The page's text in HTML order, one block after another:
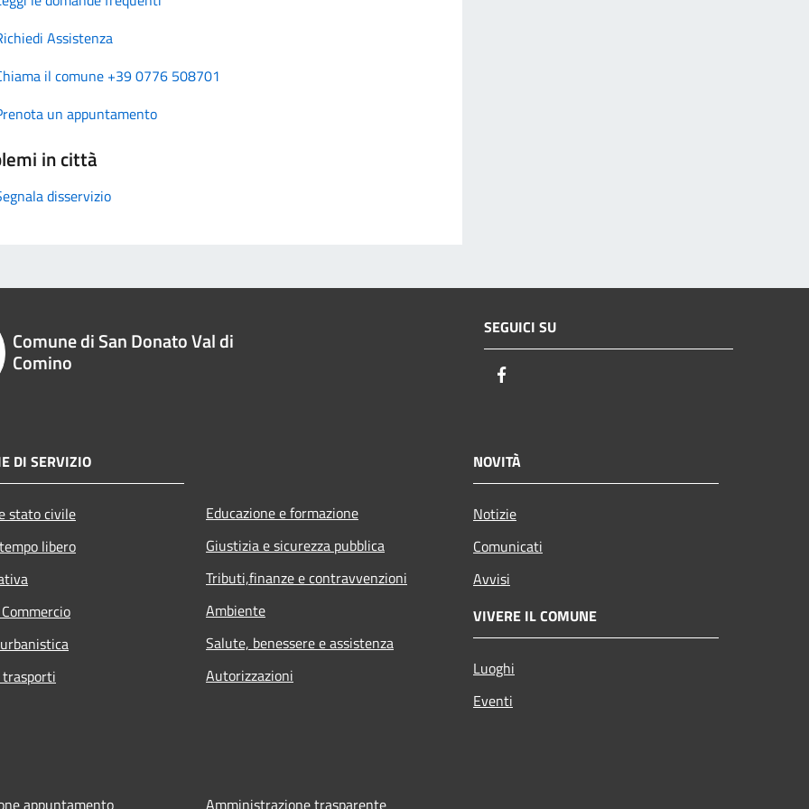
Assistenza
il comune +39 0776 508701
un appuntamento
in città
disservizio
Comune di San Donato Val di
Comino
SEGUICI SU
DI SERVIZIO
stato civile
libero
Educazione e formazione
Giustizia e sicurezza pubblica
Tributi,finanze e contravvenzioni
Ambiente
Salute, benessere e assistenza
Autorizzazioni
NOVITÀ
Notizie
Comunicati
Avvisi
VIVERE IL COMUNE
Luoghi
Eventi
appuntamento Amministrazione trasparente